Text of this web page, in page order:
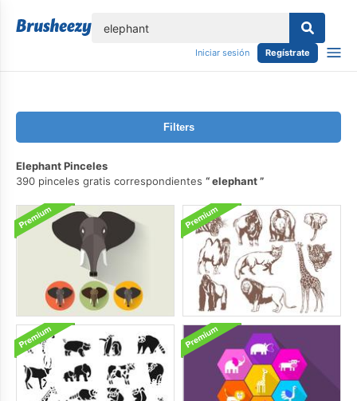
Iniciar sesión Regístrate
Filters
Elephant Pinceles
390 pinceles gratis correspondientes
elephant